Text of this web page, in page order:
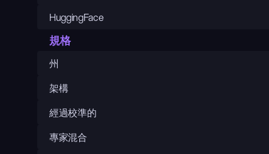
HuggingFace
規格
州
架構
經過校準的
專家混合